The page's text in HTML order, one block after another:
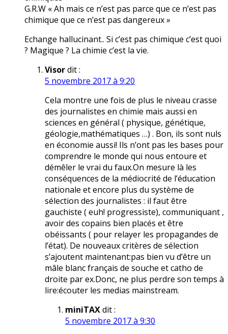
G.R.W « Ah mais ce n’est pas parce que ce n’est pas
chimique que ce n’est pas dangereux »
Echange hallucinant.. Si c’est pas chimique c’est quoi
? Magique ? La chimie c’est la vie.
Visordit :
5 novembre 2017 à 9:20
Cela montre une fois de plus le niveau crasse
des journalistes en chimie mais aussi en
sciences en général ( physique, génétique,
géologie,mathématiques …) . Bon, ils sont nuls
en économie aussi! Ils n’ont pas les bases pour
comprendre le monde qui nous entoure et
démêler le vrai du faux.On mesure là les
conséquences de la médiocrité de l’éducation
nationale et encore plus du système de
sélection des journalistes : il faut être
gauchiste ( euh! progressiste), communiquant ,
avoir des copains bien placés et être
obéissants ( pour relayer les propagandes de
l’état). De nouveaux critères de sélection
s’ajoutent maintenant:pas bien vu d’être un
mâle blanc français de souche et catho de
droite par ex.Donc, ne plus perdre son temps à
lire:écouter les medias mainstream.
miniTAXdit :
5 novembre 2017 à 9:30